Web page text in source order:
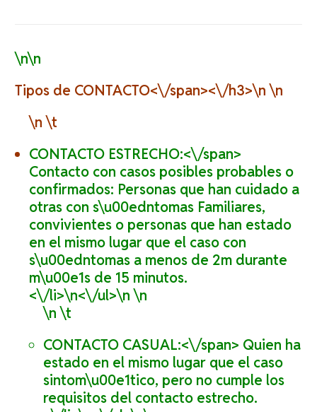
\n\n
Tipos de CONTACTO<\/span><\/h3>\n \n
\n \t
CONTACTO ESTRECHO:<\/span>
Contacto con casos posibles probables o
confirmados: Personas que han cuidado a
otras con s\u00edntomas Familiares,
convivientes o personas que han estado
en el mismo lugar que el caso con
s\u00edntomas a menos de 2m durante
m\u00e1s de 15 minutos.
<\/li>\n<\/ul>\n \n
\n \t
CONTACTO CASUAL:<\/span> Quien ha
estado en el mismo lugar que el caso
sintom\u00e1tico, pero no cumple los
requisitos del contacto estrecho.